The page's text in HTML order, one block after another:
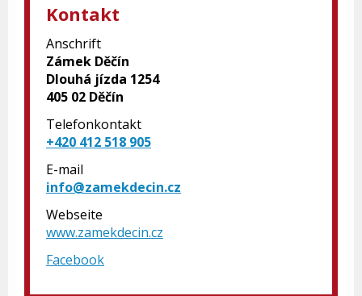
Kontakt
Anschrift
Zámek Děčín
Dlouhá jízda 1254
405 02 Děčín
Telefonkontakt
+420 412 518 905
E-mail
info@zamekdecin.cz
Webseite
www.zamekdecin.cz
Facebook